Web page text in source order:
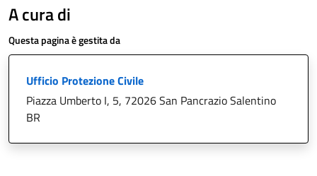
A cura di
Questa pagina è gestita da
Ufficio Protezione Civile
Piazza Umberto I, 5, 72026 San Pancrazio Salentino
BR